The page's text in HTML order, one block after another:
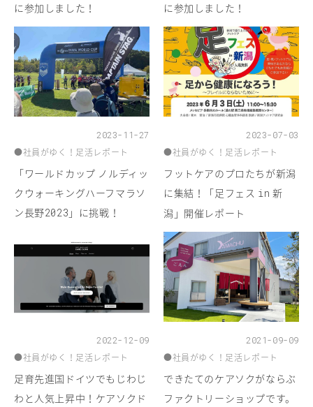
に参加しました！
に参加しました！
2023-11-27
●社員がゆく！足活レポート
「ワールドカップ ノルディッ
クウォーキングハーフマラソ
ン長野2023 」に挑戦！
2023-07-03
●社員がゆく！足活レポート
フットケアのプロたちが新潟
に集結！「足フェス in 新
潟」開催レポート
2022-12-09
●社員がゆく！足活レポート
足育先進国ドイツでもじわじ
わと人気上昇中！ケアソクド
2021-09-09
●社員がゆく！足活レポート
できたてのケアソクがならぶ
ファクトリーショップです。